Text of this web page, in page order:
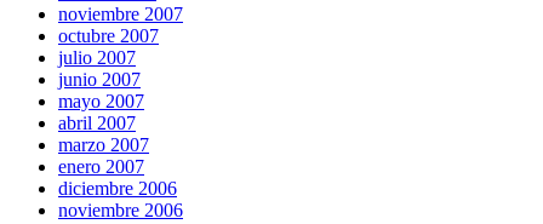
noviembre 2007
octubre 2007
julio 2007
junio 2007
mayo 2007
abril 2007
marzo 2007
enero 2007
diciembre 2006
noviembre 2006